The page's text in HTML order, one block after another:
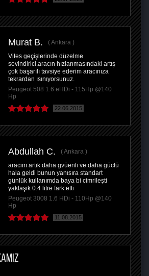
Murat B.
Ankara
Vites geçişlerinde düzelme
sevindirici.aracın hızlanmasındaki artış
çok başarılı tavsiye ederim aracınıza
tekrardan ısınıyorsunuz.
Peugeot 508 1.6 eHDi - 115Hp @140
Hp
22.06.2015
Abdullah C.
Ankara
aracim artık daha gvüenli ve daha güclü
hala geldi bunun yanısıra standart
günlük kullanımda baya bi cimrileşti
yaklaşik 0.4 litre fark etti
Peugeot 3008 1.6 HDi - 110Hp @140
Hp
11.08.2015